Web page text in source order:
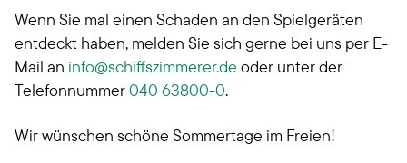
Wenn Sie mal einen Schaden an den Spielgeräten
entdeckt haben, melden Sie sich gerne bei uns per E-
Mail an info schiffszimmerer.de oder unter der
Telefonnummer040 63800-0.
Wir wünschen schöne Sommertage im Freien!